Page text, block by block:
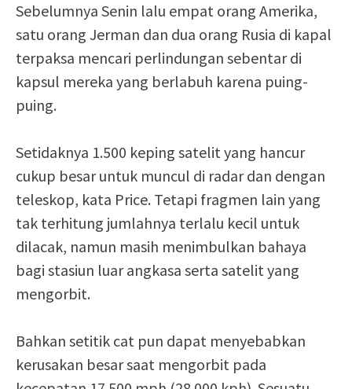
Sebelumnya Senin lalu empat orang Amerika,
satu orang Jerman dan dua orang Rusia di kapal
terpaksa mencari perlindungan sebentar di
kapsul mereka yang berlabuh karena puing-
puing.
Setidaknya 1.500 keping satelit yang hancur
cukup besar untuk muncul di radar dan dengan
teleskop, kata Price. Tetapi fragmen lain yang
tak terhitung jumlahnya terlalu kecil untuk
dilacak, namun masih menimbulkan bahaya
bagi stasiun luar angkasa serta satelit yang
mengorbit.
Bahkan setitik cat pun dapat menyebabkan
kerusakan besar saat mengorbit pada